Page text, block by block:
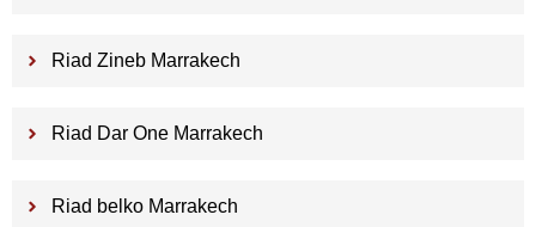
Riad Zineb Marrakech
Riad Dar One Marrakech
Riad belko Marrakech